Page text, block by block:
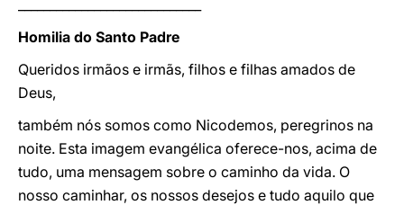
Homilia do Santo Padre
Queridos irmãos e irmãs, filhos e filhas amados de
Deus,
também nós somos como Nicodemos, peregrinos na
noite. Esta imagem evangélica oferece-nos, acima de
tudo, uma mensagem sobre o caminho da vida. O
nosso caminhar, os nossos desejos e tudo aquilo que